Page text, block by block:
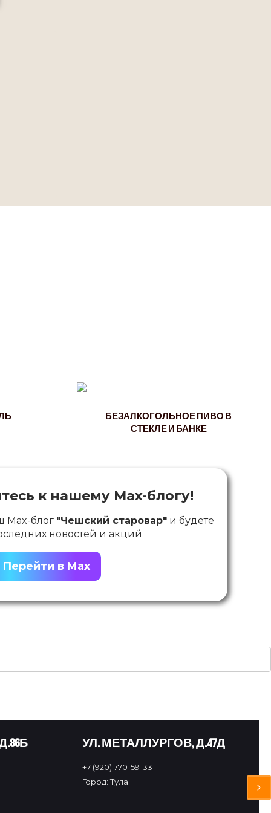
БЕЗАЛКОГОЛЬНОЕ ПИВО В
СТЕКЛЕ И БАНКЕ
к нашему Max-блогу!
Max-блог "Чешский старовар" и будете
новостей и акций
Перейти в Max
УЛ. МЕТАЛЛУРГОВ, Д.47Д
+7 (920) 770-59-33
Город: Тула